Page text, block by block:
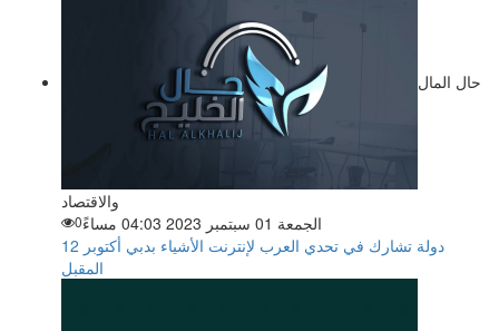
حال المال
والاقتصاد
الجمعة 01 سبتمبر 2023 04:03 مساءً
0
12 دولة تشارك في تحدي العرب لإنترنت الأشياء بدبي أكتوبر
المقبل